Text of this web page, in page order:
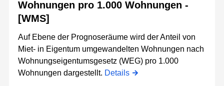
Wohnungen pro 1.000 Wohnungen -
[WMS]
Auf Ebene der Prognoseräume wird der Anteil von
Miet- in Eigentum umgewandelten Wohnungen nach
Wohnungseigentumsgesetz (WEG) pro 1.000
Wohnungen dargestellt. Details